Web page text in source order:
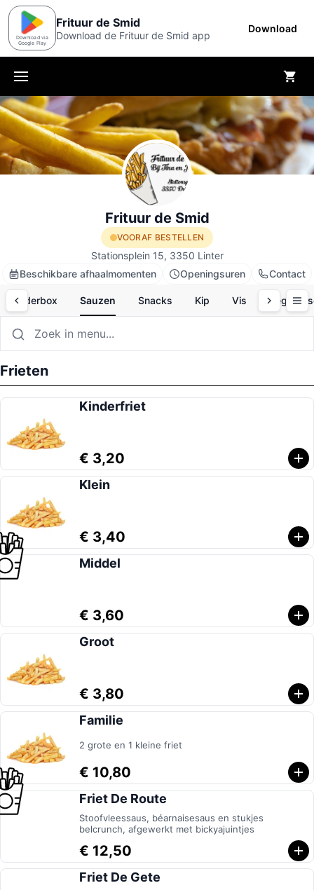
Download via
Google Play
Frituur de Smid
Download de Frituur de Smid app
Download
Menu
Frituur de Smid
VOORAF BESTELLEN
Stationsplein 15, 3350 Linter
Beschikbare afhaalmomenten
Openingsuren Contact
Kinderbox Sauzen Snacks Kip Vis
Frieten
Kinderfriet
€ 3,20
Klein
€ 3,40
Middel
€ 3,60
Groot
€ 3,80
Familie
2 grote en 1 kleine friet
€ 10,80
Friet De Route
Stoofvleessaus, béarnaisesaus en stukjes
belcrunch, afgewerkt met bickyajuintjes
€ 12,50
Friet De Gete